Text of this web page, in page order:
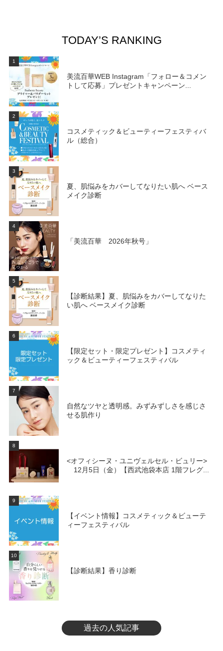
TODAY’S RANKING
1
美流百華WEB Instagram「フォロー＆コメン
トして応募」プレゼントキャンペーン...
2
コスメティック＆ビューティーフェスティバ
ル（総合）
3
夏、肌悩みをカバーしてなりたい肌へ ベース
メイク診断
4
「美流百華 2026年秋号」
5
【診断結果】夏、肌悩みをカバーしてなりた
い肌へ ベースメイク診断
6
【限定セット・限定プレゼント】コスメティ
ック＆ビューティーフェスティバル
7
自然なツヤと透明感。みずみずしさを感じさ
せる肌作り
8
<オフィシーヌ・ユニヴェルセル・ビュリー>
12月5日（金）【西武池袋本店 1階フレグ...
9
【イベント情報】コスメティック＆ビューテ
ィーフェスティバル
10
【診断結果】香り診断
過去の人気記事